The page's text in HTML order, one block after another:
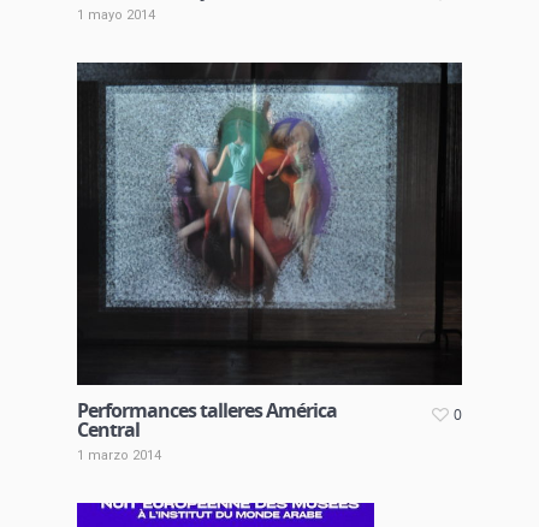
1 mayo 2014
Performances talleres América
Central
1 marzo 2014
0